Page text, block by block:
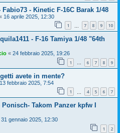
- Kinetic F-16C Barak 1/48
16 aprile 2025, 12:30
1 7 8 9 10
- F-16 Tamiya 1/48 "64th
« 24 febbraio 2025, 19:26
1 … 6 7 8 9
avete in mente?
13 febbraio 2025, 7:54
1 4 5 6 7
Takom Panzer kpfw I
31 gennaio 2025, 12:30
1 2